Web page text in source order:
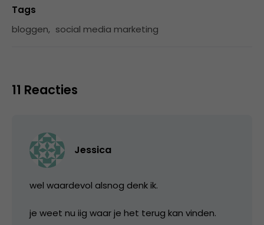
Tags
bloggen, social media marketing
11 Reacties
Jessica
wel waardevol alsnog denk ik.
je weet nu iig waar je het terug kan vinden.